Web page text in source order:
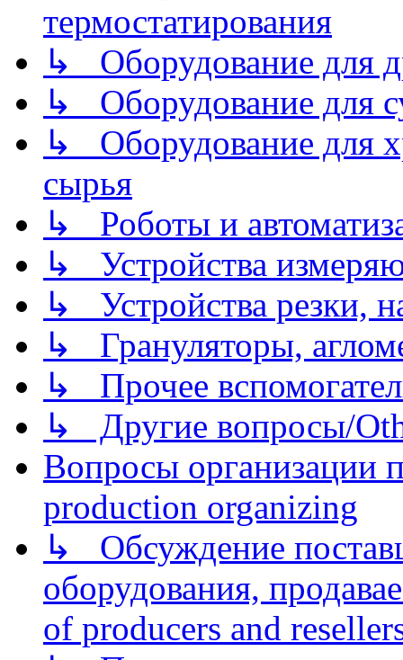
термостатирования
↳ Оборудование для
↳ Оборудование для
↳ Оборудование для
сырья
↳ Роботы и
↳ Устройства
↳ Устройства резки,
↳ Грануляторы,
↳ Прочее
↳ Другие вопросы/
Вопросы организации
production organizing
↳ Обсуждение
оборудования,
of producers and